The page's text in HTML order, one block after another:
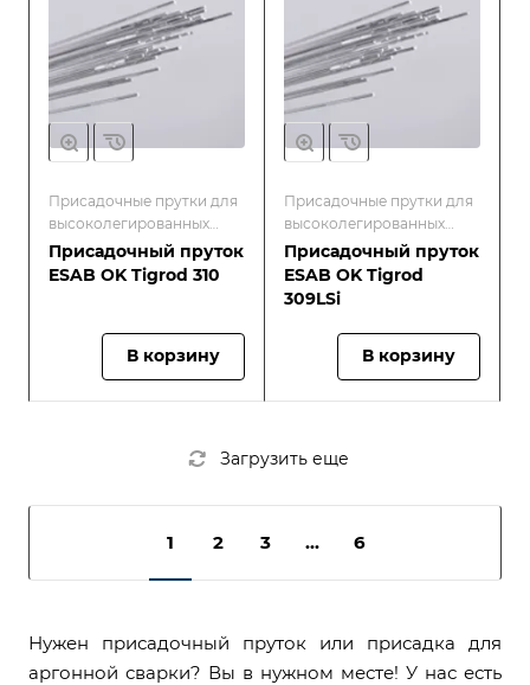
Присадочные прутки для
высоколегированных
окалиностойких и
жаропрочных сталей
Присадочный пруток
ESAB OK Tigrod 310
В корзину
Присадочные прутки для
высоколегированных
окалиностойких и
жаропрочных сталей
Присадочный пруток
ESAB OK Tigrod
309LSi
В корзину
Загрузить еще
1 2 3 ... 6
Нужен присадочный пруток или присадка для
аргонной сварки? Вы в нужном месте! У нас есть